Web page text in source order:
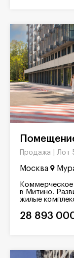
Продажа | Лот
Москва
в Митино.
жилые
28 893